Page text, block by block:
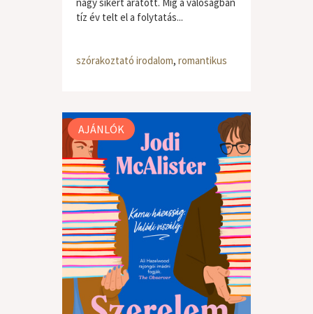
tíz év telt el a folytatás...
szórakoztató irodalom, romantikus
AJÁNLÓK